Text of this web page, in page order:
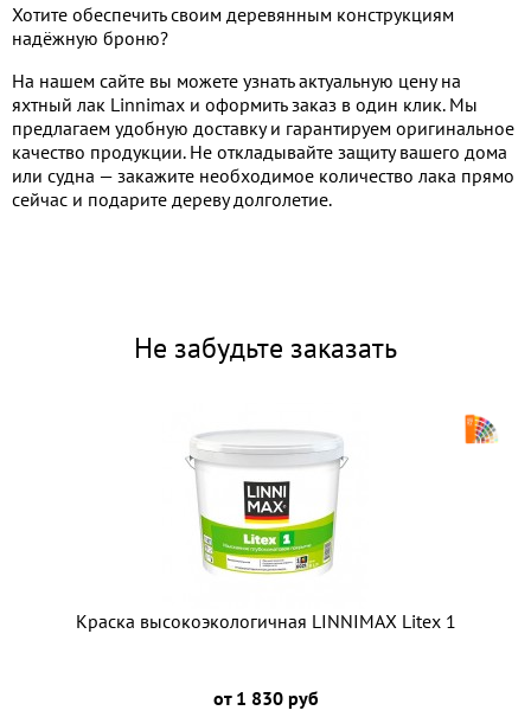
Хотите обеспечить своим деревянным конструкциям
надёжную броню?
На нашем сайте вы можете узнать актуальную цену на
яхтный лак Linnimax и оформить заказ в один клик. Мы
предлагаем удобную доставку и гарантируем оригинальное
качество продукции. Не откладывайте защиту вашего дома
или судна — закажите необходимое количество лака прямо
сейчас и подарите дереву долголетие.
Не забудьте заказать
Краска высокоэкологичная LINNIMAX Litex 1
от 1 830 руб